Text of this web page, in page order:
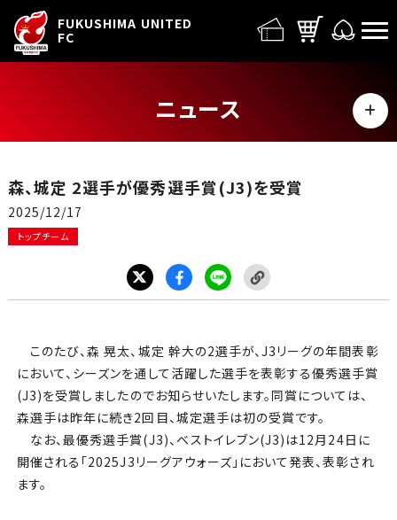
FUKUSHIMA UNITED
FC
ニュース
MENU
トップチーム
イベント
グッズ
チケット
アカデミー・スクール
森、城定 2選手が優秀選手賞(J3)を受賞
2025/12/17
トップチーム
このたび、森 晃太、城定 幹大の2選手が、J3リーグの年間表彰
において、シーズンを通して活躍した選手を表彰する優秀選手賞
(J3)を受賞しましたのでお知らせいたします。同賞については、
森選手は昨年に続き2回目、城定選手は初の受賞です。
なお、最優秀選手賞(J3)、ベストイレブン(J3)は12月24日に
開催される「2025J3リーグアウォーズ」において発表、表彰され
ます。